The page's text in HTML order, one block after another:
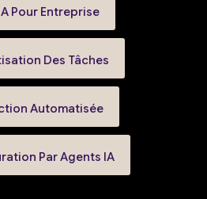
Pour Entreprise
Des Tâches
Automatisée
Par Agents IA